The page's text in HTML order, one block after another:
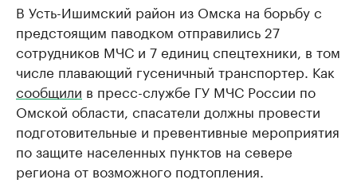
В Усть-Ишимский район из Омска на борьбу с
предстоящим паводком отправились 27
сотрудников МЧС и 7 единиц спецтехники, в том
числе плавающий гусеничный транспортер. Как
сообщили в пресс-службе ГУ МЧС России по
Омской области, спасатели должны провести
подготовительные и превентивные мероприятия
по защите населенных пунктов на севере
региона от возможного подтопления.